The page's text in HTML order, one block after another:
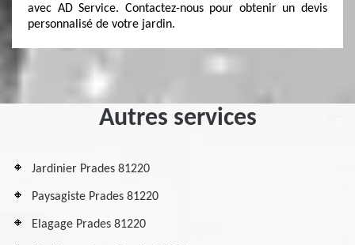
avec AD Service. Contactez-nous pour obtenir un devis
personnalisé de votre jardin.
Autres services
Jardinier Prades 81220
Paysagiste Prades 81220
Elagage Prades 81220